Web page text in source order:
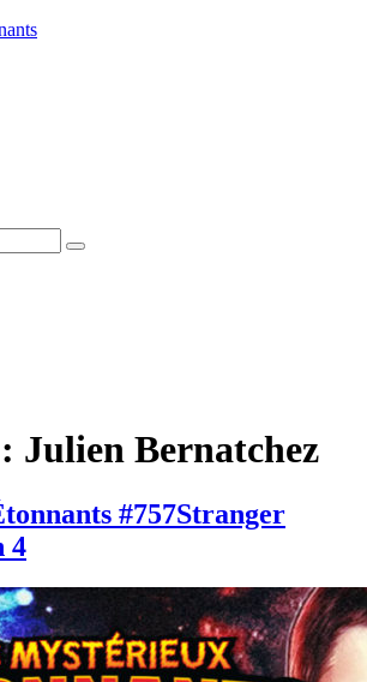
Rechercher
Julien Bernatchez
#757Stranger
4